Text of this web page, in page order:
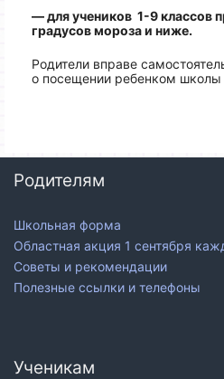
— для учеников 1-9 классов
градусов мороза и ниже.
Родители вправе
о посещении ребенком
Родителям
Школьная форма
Областная акция 1 сентября
Советы и рекомендации
Полезные ссылки и телефоны
Ученикам